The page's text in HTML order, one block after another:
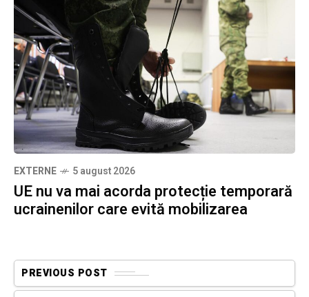
EXTERNE 5 august 2026
UE nu va mai acorda protecție temporară
ucrainenilor care evită mobilizarea
PREVIOUS POST